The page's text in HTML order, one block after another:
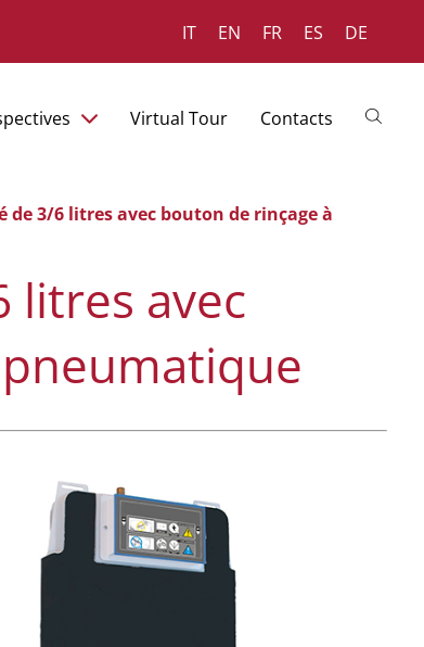
IT EN FR ES DE
Virtual Tour Contacts
de 3/6 litres avec bouton de rinçage à
litres avec